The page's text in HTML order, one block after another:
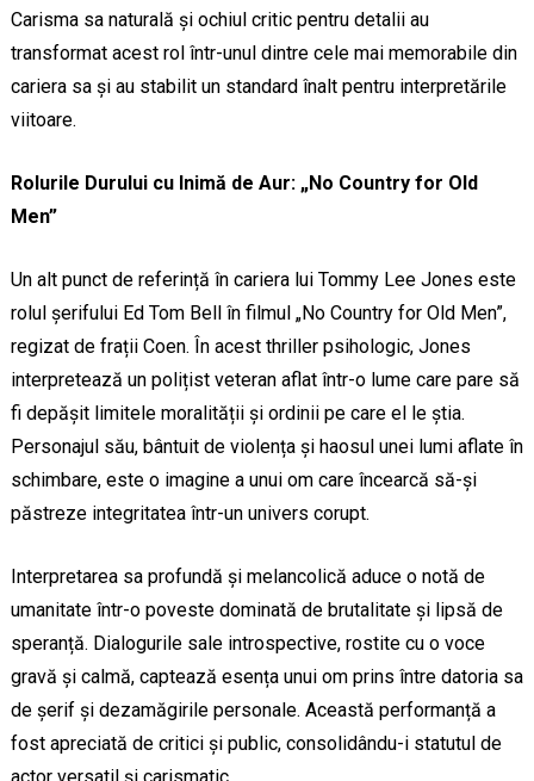
Carisma sa naturală și ochiul critic pentru detalii au
transformat acest rol într-unul dintre cele mai memorabile din
cariera sa și au stabilit un standard înalt pentru interpretările
viitoare.
Rolurile Durului cu Inimă de Aur: „No Country for Old
Men”
Un alt punct de referință în cariera lui Tommy Lee Jones este
rolul șerifului Ed Tom Bell în filmul „No Country for Old Men”,
regizat de frații Coen. În acest thriller psihologic, Jones
interpretează un polițist veteran aflat într-o lume care pare să
fi depășit limitele moralității și ordinii pe care el le știa.
Personajul său, bântuit de violența și haosul unei lumi aflate în
schimbare, este o imagine a unui om care încearcă să-și
păstreze integritatea într-un univers corupt.
Interpretarea sa profundă și melancolică aduce o notă de
umanitate într-o poveste dominată de brutalitate și lipsă de
speranță. Dialogurile sale introspective, rostite cu o voce
gravă și calmă, captează esența unui om prins între datoria sa
de șerif și dezamăgirile personale. Această performanță a
fost apreciată de critici și public, consolidându-i statutul de